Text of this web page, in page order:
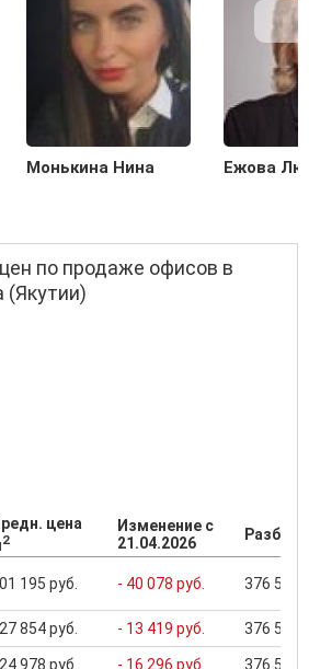
Монькина Нина Ежова
по продаже офисов в
(Якутии)
цена
2
Изменение с
21.04.2026
195 руб. - 40 078 руб. 376 536
854 руб. - 13 419 руб. 376 536
978 руб. - 16 296 руб. 376 536